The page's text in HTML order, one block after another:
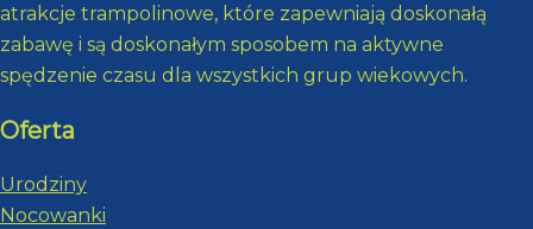
atrakcje trampolinowe, które zapewniają doskonałą
zabawę i są doskonałym sposobem na aktywne
spędzenie czasu dla wszystkich grup wiekowych.
Oferta
Urodziny
Nocowanki